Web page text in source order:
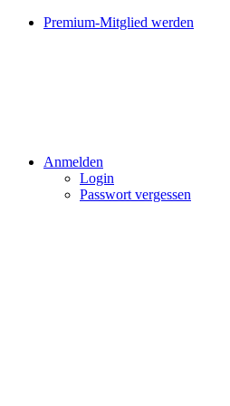
Premium-Mitglied werden
Anmelden
Login
Passwort vergessen